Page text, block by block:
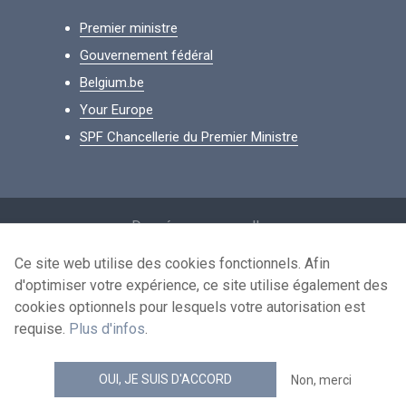
Premier ministre
Gouvernement fédéral
Belgium.be
Your Europe
SPF Chancellerie du Premier Ministre
Données personnelles
Conditions de réutilisation
Contactez-nous
news.belgium flux RSS
Ce site web utilise des cookies fonctionnels. Afin
d'optimiser votre expérience, ce site utilise également des
cookies optionnels pour lesquels votre autorisation est
requise. Plus d'infos.
OUI, JE SUIS D'ACCORD Non, merci